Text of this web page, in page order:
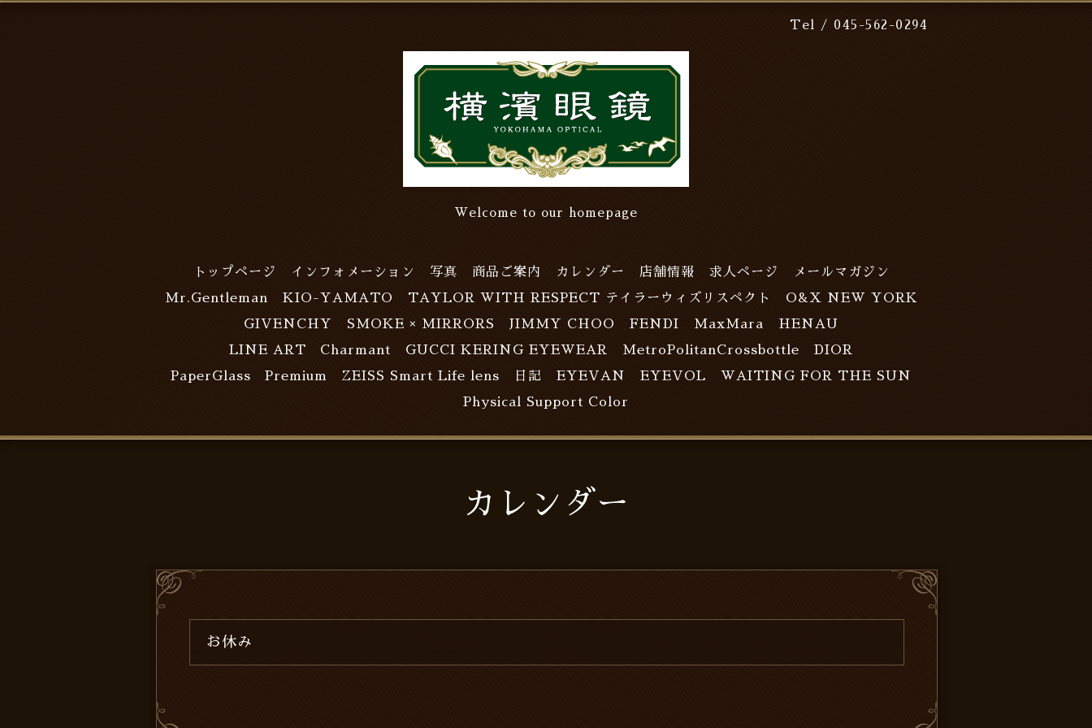
Tel / 045-562-0294
Welcome to our homepage
トップページ インフォメーション 写真 商品ご案内 カレンダー 店舗情報 求人ページ
メールマガジン
Mr.Gentleman
KIO-YAMATO TAYLOR WITH RESPECT テイラーウィズリスペクト
O&X NEW YORK
GIVENCHY
SMOKE × MIRRORS JIMMY CHOO FENDI MaxMara
HENAU
LINE ART Charmant
GUCCI KERING EYEWEAR MetroPolitanCrossbottle
DIOR
PaperGlass Premium
ZEISS Smart Life lens 日記 EYEVAN EYEVOL
WAITING FOR THE SUN
Physical Support Color
カレンダー
お休み